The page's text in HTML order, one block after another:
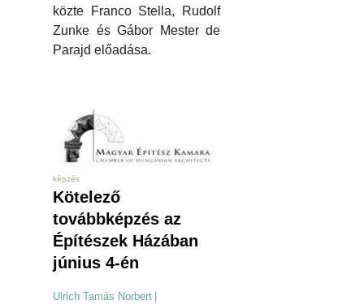
közte Franco Stella, Rudolf
Zunke és Gábor Mester de
Parajd előadása.
képzés
Kötelező
továbbképzés az
Építészek Házában
június 4-én
Ulrich Tamás Norbert